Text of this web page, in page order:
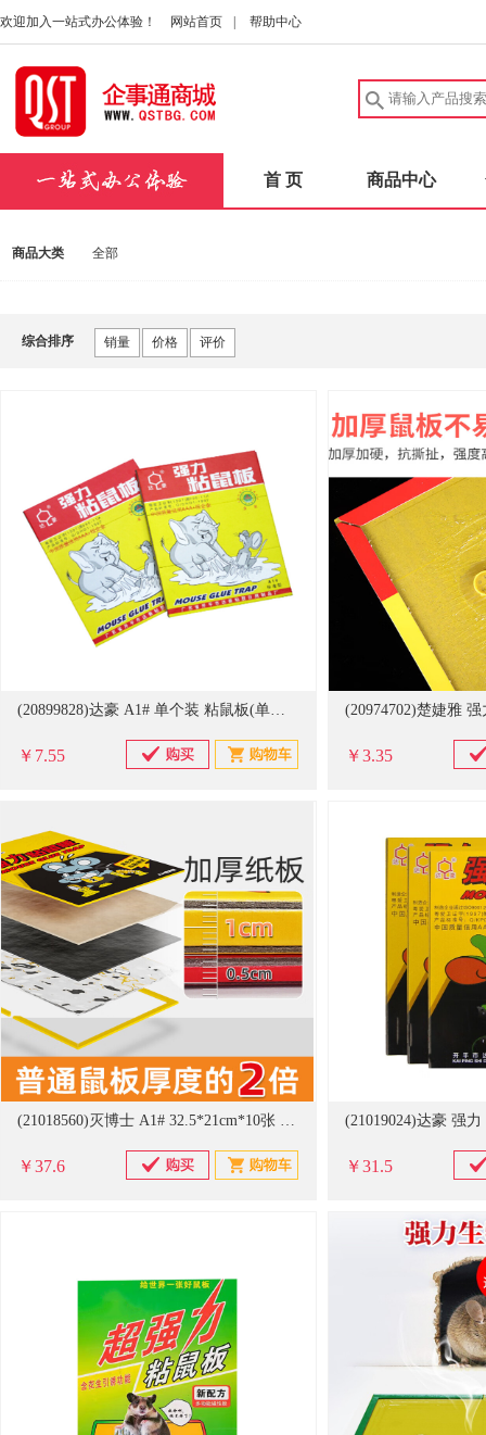
欢迎加入一站式办公体验！ 网站首页 帮助中心
首 页 商品中心
商品大类 全部
综合排序 销量 价格 评价
(20899828)达豪 A1# 单个装 粘鼠板(单位：个)
￥7.55 ￥3.35
(21018560)灭博士 A1# 32.5*21cm*10张 粘鼠板(单位：盒)
￥37.6 ￥31.5